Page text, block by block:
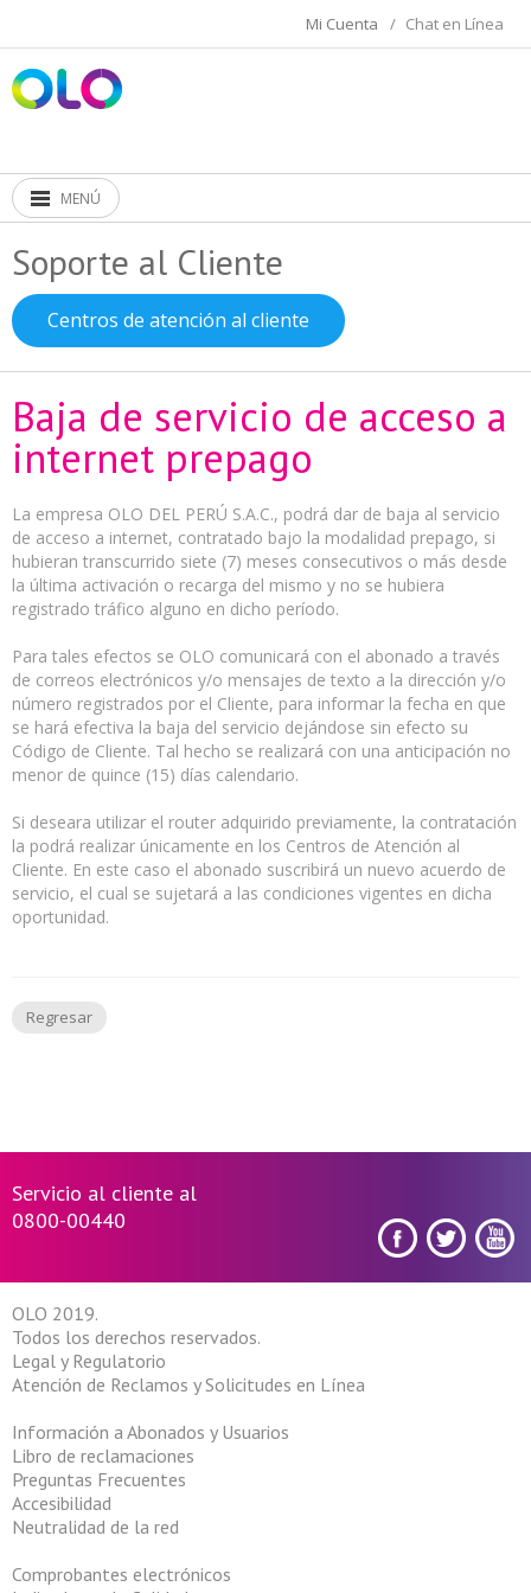
Mi Cuenta / Chat en Línea
MENÚ
Soporte al Cliente
Centros de atención al cliente
Baja de servicio de acceso a
internet prepago
La empresa OLO DEL PERÚ S.A.C., podrá dar de baja al servicio
de acceso a internet, contratado bajo la modalidad prepago, si
hubieran transcurrido siete (7) meses consecutivos o más desde
la última activación o recarga del mismo y no se hubiera
registrado tráfico alguno en dicho período.
Para tales efectos se OLO comunicará con el abonado a través
de correos electrónicos y/o mensajes de texto a la dirección y/o
número registrados por el Cliente, para informar la fecha en que
se hará efectiva la baja del servicio dejándose sin efecto su
Código de Cliente. Tal hecho se realizará con una anticipación no
menor de quince (15) días calendario.
Si deseara utilizar el router adquirido previamente, la contratación
la podrá realizar únicamente en los Centros de Atención al
Cliente. En este caso el abonado suscribirá un nuevo acuerdo de
servicio, el cual se sujetará a las condiciones vigentes en dicha
oportunidad.
Regresar
Servicio al cliente al
0800-00440
OLO 2019.
Todos los derechos reservados.
Legal y Regulatorio
Atención de Reclamos y Solicitudes en Línea
Información a Abonados y Usuarios
Libro de reclamaciones
Preguntas Frecuentes
Accesibilidad
Neutralidad de la red
Comprobantes electrónicos